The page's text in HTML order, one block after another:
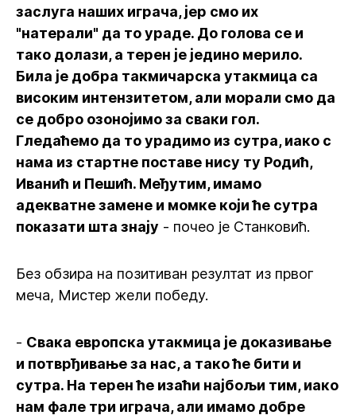
заслуга наших играча, јер смо их
"натерали" да то ураде. До голова се и
тако долази, а терен је једино мерило.
Била је добра такмичарска утакмица са
високим интензитетом, али морали смо да
се добро озонојимо за сваки гол.
Гледаћемо да то урадимо из сутра, иако с
нама из стартне поставе нису ту Родић,
Иванић и Пешић. Међутим, имамо
адекватне замене и момке који ће сутра
показати шта знају - почео је Станковић.
Без обзира на позитиван резултат из првог
меча, Мистер жели победу.
- Свака европска утакмица је доказивање
и потврђивање за нас, а тако ће бити и
сутра. На терен ће изаћи најбољи тим, иако
нам фале три играча, али имамо добре